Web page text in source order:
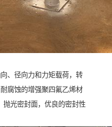
、径向力和力矩载荷，转
腐蚀的增强聚四氟乙烯材
抛光密封面，优良的密封性